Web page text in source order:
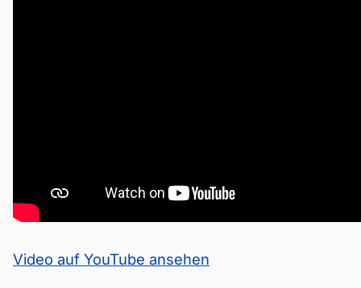
Video auf YouTube ansehen